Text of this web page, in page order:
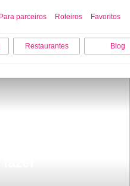
Para parceiros Roteiros Favoritos
Restaurantes Blog